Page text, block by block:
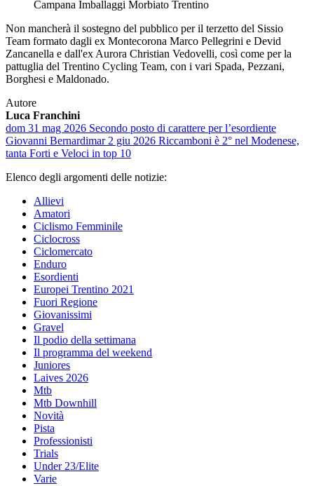
Campana Imballaggi Morbiato Trentino
Non mancherà il sostegno del pubblico per il terzetto del Sissio
Team formato dagli ex Montecorona Marco Pellegrini e Devid
Zancanella e dall'ex Aurora Christian Vedovelli, così come per la
pattuglia del Trentino Cycling Team, con i vari Spada, Pezzani,
Borghesi e Maldonado.
Autore
Luca Franchini
dom 31 mag 2026 Secondo posto di carattere per l’esordiente
Giovanni Bernardimar 2 giu 2026 Riccamboni è 2° nel Modenese,
tanta Forti e Veloci in top 10
Elenco degli argomenti delle notizie:
Allievi
Amatori
Ciclismo Femminile
Ciclocross
Ciclomercato
Enduro
Esordienti
Europei Trentino 2021
Fuori Regione
Giovanissimi
Gravel
Il podio della settimana
Il programma del weekend
Juniores
Laives 2026
Mtb
Mtb Downhill
Novità
Pista
Professionisti
Trials
Under 23/Elite
Varie